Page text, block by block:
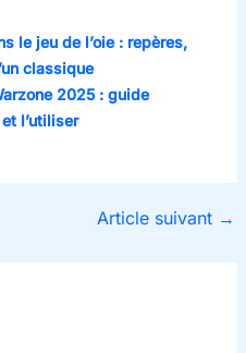
le jeu de l’oie : repères,
classique
2025 : guide
l’utiliser
Article suivant →